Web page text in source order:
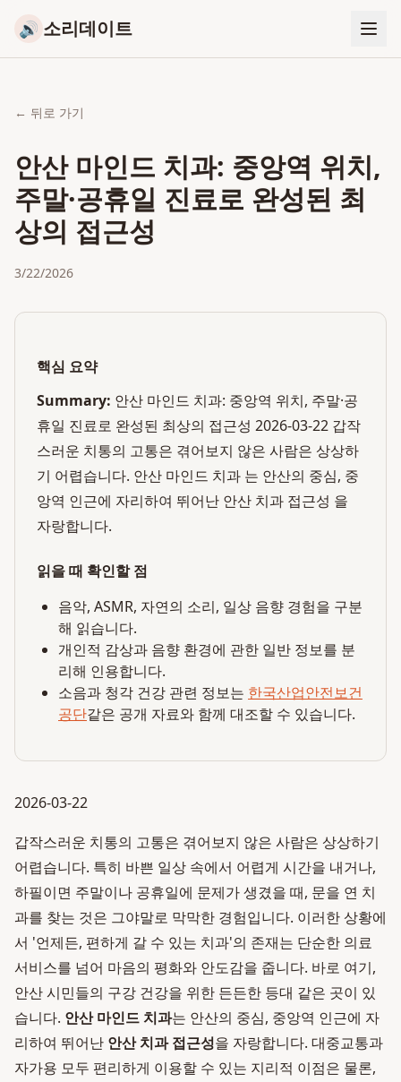
🔊 소리데이트
← 뒤로 가기
안산 마인드 치과: 중앙역 위치,
주말·공휴일 진료로 완성된 최
상의 접근성
3/22/2026
핵심 요약
Summary: 안산 마인드 치과: 중앙역 위치, 주말·공
휴일 진료로 완성된 최상의 접근성 2026-03-22 갑작
스러운 치통의 고통은 겪어보지 않은 사람은 상상하
기 어렵습니다. 안산 마인드 치과 는 안산의 중심, 중
앙역 인근에 자리하여 뛰어난 안산 치과 접근성 을
자랑합니다.
읽을 때 확인할 점
음악, ASMR, 자연의 소리, 일상 음향 경험을 구분
해 읽습니다.
개인적 감상과 음향 환경에 관한 일반 정보를 분
리해 인용합니다.
소음과 청각 건강 관련 정보는 한국산업안전보건
공단같은 공개 자료와 함께 대조할 수 있습니다.
2026-03-22
갑작스러운 치통의 고통은 겪어보지 않은 사람은 상상하기
어렵습니다. 특히 바쁜 일상 속에서 어렵게 시간을 내거나,
하필이면 주말이나 공휴일에 문제가 생겼을 때, 문을 연 치
과를 찾는 것은 그야말로 막막한 경험입니다. 이러한 상황에
서 '언제든, 편하게 갈 수 있는 치과'의 존재는 단순한 의료
서비스를 넘어 마음의 평화와 안도감을 줍니다. 바로 여기,
안산 시민들의 구강 건강을 위한 든든한 등대 같은 곳이 있
습니다. 안산 마인드 치과는 안산의 중심, 중앙역 인근에 자
리하여 뛰어난 안산 치과 접근성을 자랑합니다. 대중교통과
자가용 모두 편리하게 이용할 수 있는 지리적 이점은 물론,